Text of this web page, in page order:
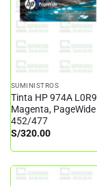
SUMINISTROS
Tinta HP 974A
Magenta,
452/477
S/320.00